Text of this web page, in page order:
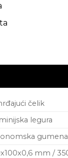
čelik
legura
gumena
mm /